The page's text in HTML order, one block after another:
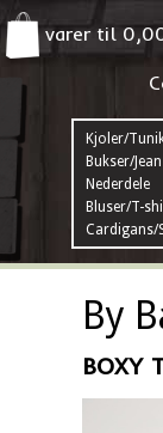
varer til
Kjoler/
Bukser/
Nederdele
Bluser/T-
Cardigans/
By
BOXY